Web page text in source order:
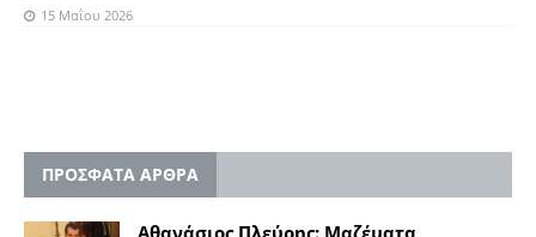
15 Μαΐου 2026
ΠΡΟΣΦΑΤΑ ΑΡΘΡΑ
Αθανάσιος Πλεύρης: Μαζέματα